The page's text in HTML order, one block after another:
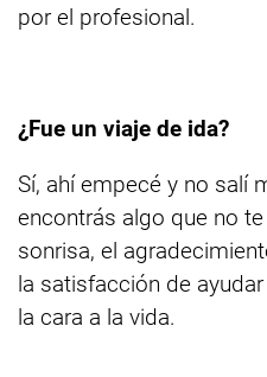
por el profesional.
¿Fue un viaje de ida?
Sí, ahí empecé y no salí
encontrás algo que no
sonrisa, el
la satisfacción de
la cara a la vida.